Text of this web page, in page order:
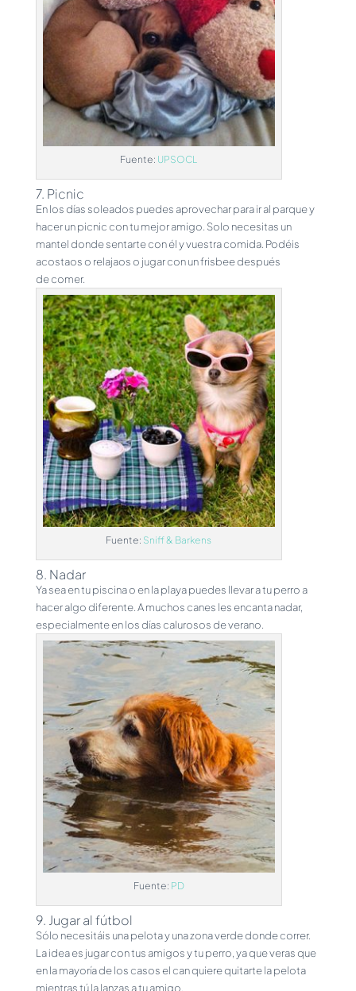
Fuente: UPSOCL
7. Picnic
En los días soleados puedes aprovechar para ir al parque y
hacer un picnic con tu mejor amigo. Solo necesitas un
mantel donde sentarte con él y vuestra comida. Podéis
acostaos o relajaos o jugar con un frisbee después
de comer.
Fuente: Sniff & Barkens
8. Nadar
Ya sea en tu piscina o en la playa puedes llevar a tu perro a
hacer algo diferente. A muchos canes les encanta nadar,
especialmente en los días calurosos de verano.
Fuente: PD
9. Jugar al fútbol
Sólo necesitáis una pelota y una zona verde donde correr.
La idea es jugar con tus amigos y tu perro, ya que veras que
en la mayoría de los casos el can quiere quitarte la pelota
mientras tú la lanzas a tu amigo.